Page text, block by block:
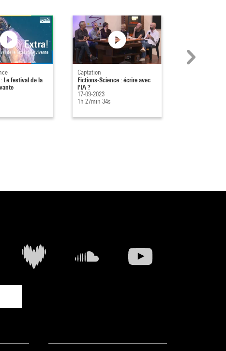
Le festival de la
Captation
Fictions-Science : écrire avec
l'IA ?
17-09-2023
1h 27min 34s